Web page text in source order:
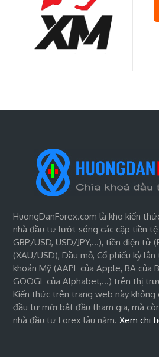
HuongDanForex.com là kho kiến
nhà đầu tư lướt sóng các cặp tiền tệ
GBP/USD, USD/JPY,…), tiền điện tử
(XAU/USD), Dầu mỏ, Cổ phiếu kỳ
khoán Mỹ (AAPL của Apple, BA của
GOOGL của Alphabet,…) trên thị
Kiến thức trên trang web này không
đầu tư mới bắt đầu tham gia, mà
nhà đầu tư Forex lâu năm.Xem chi